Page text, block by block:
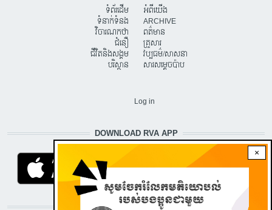
×
ទំព័រដើម
ទំនាក់ទំនង
វិចារណកថា
ជំនឿ
ជីវិតនិងសង្គម
បរិស្ថាន
អំពីយើង
ARCHIVE
ពត៌មាន
គ្រួសារ
វប្បធម៌/សាសនា
សារសម្តេចប៉ាប
Log in
DOWNLOAD RVA APP
STAY CONNECTED WITH US!